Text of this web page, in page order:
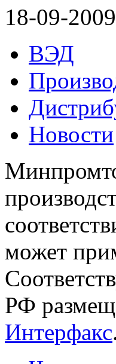
18-09-2009
ВЭД
Новости
может
РФ
Интерфакс